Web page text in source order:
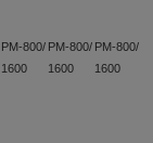
РМ-800/
1600
РМ-800/
1600
РМ-800/
1600